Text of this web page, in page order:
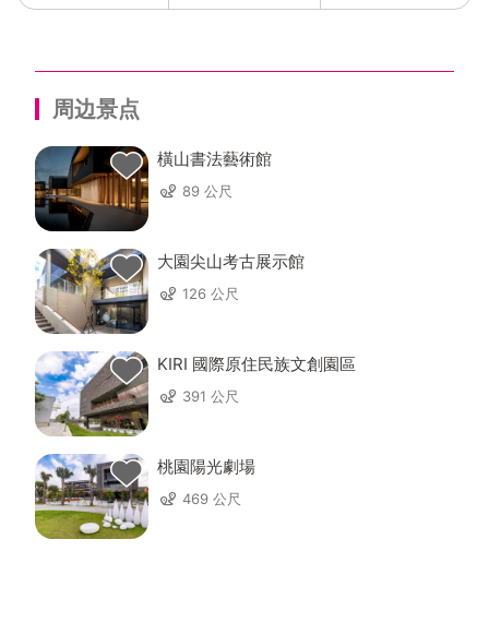
周边景点
橫山書法藝術館
89 公尺
大園尖山考古展示館
126 公尺
KIRI 國際原住民族文創園區
391 公尺
桃園陽光劇場
469 公尺